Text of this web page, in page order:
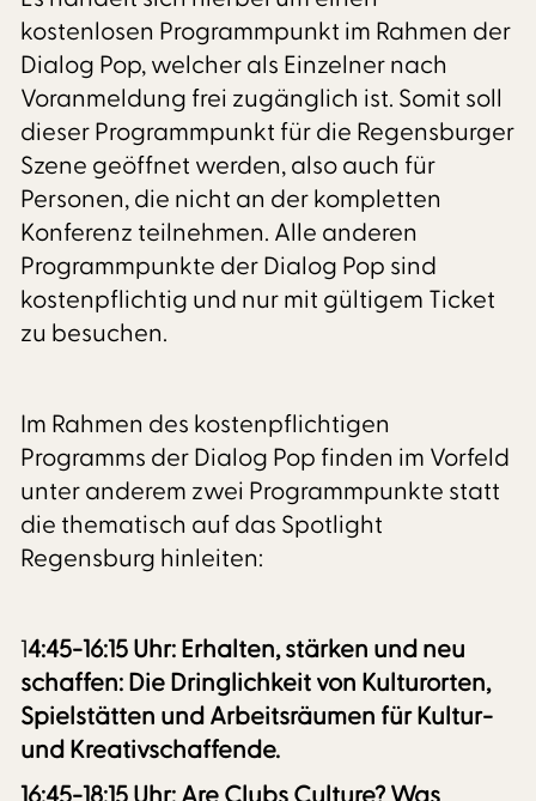
kostenlosen Programmpunkt im Rahmen der
Dialog Pop, welcher als Einzelner nach
Voranmeldung frei zugänglich ist. Somit soll
dieser Programmpunkt für die Regensburger
Szene geöffnet werden, also auch für
Personen, die nicht an der kompletten
Konferenz teilnehmen. Alle anderen
Programmpunkte der Dialog Pop sind
kostenpflichtig und nur mit gültigem Ticket
zu besuchen.
Im Rahmen des kostenpflichtigen
Programms der Dialog Pop finden im Vorfeld
unter anderem zwei Programmpunkte statt
die thematisch auf das Spotlight
Regensburg hinleiten:
14:45-16:15 Uhr: Erhalten, stärken und neu
schaffen: Die Dringlichkeit von Kulturorten,
Spielstätten und Arbeitsräumen für Kultur-
und Kreativschaffende.